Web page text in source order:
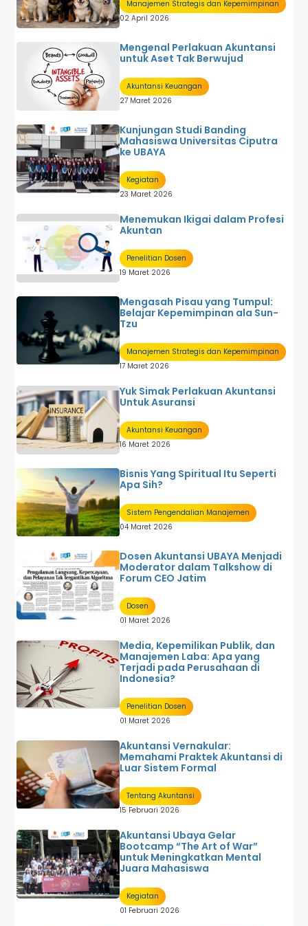
Manajemen Strategis dan Kepemimpinan
02 April 2026
Mengenal Perlakuan Akuntansi
untuk Aset Tak Berwujud
Akuntansi Keuangan
27 Maret 2026
Kunjungan Studi Banding
Mahasiswa Universitas Ciputra
ke UBAYA
Kegiatan
23 Maret 2026
Menemukan Ikigai dalam Profesi
Akuntan
Penelitian Dosen
19 Maret 2026
Mengasah Pisau yang Tumpul:
Belajar Kepemimpinan ala Sun-
Tzu
Manajemen Strategis dan Kepemimpinan
17 Maret 2026
Yuk Simak Perlakuan Akuntansi
Untuk Asuransi
Akuntansi Keuangan
16 Maret 2026
Bisnis Yang Spiritual Itu Seperti
Apa Sih?
Sistem Pengendalian Manajemen
04 Maret 2026
Dosen Akuntansi UBAYA Menjadi
Moderator dalam Talkshow di
Forum CEO Jatim
Dosen
01 Maret 2026
Media, Kepemilikan Publik, dan
Manajemen Laba: Apa yang
Terjadi pada Perusahaan di
Indonesia?
Penelitian Dosen
01 Maret 2026
Akuntansi Vernakular:
Memahami Praktek Akuntansi di
Luar Sistem Formal
Tentang Akuntansi
15 Februari 2026
Akuntansi Ubaya Gelar
Bootcamp “The Art of War”
untuk Meningkatkan Mental
Juara Mahasiswa
Kegiatan
01 Februari 2026